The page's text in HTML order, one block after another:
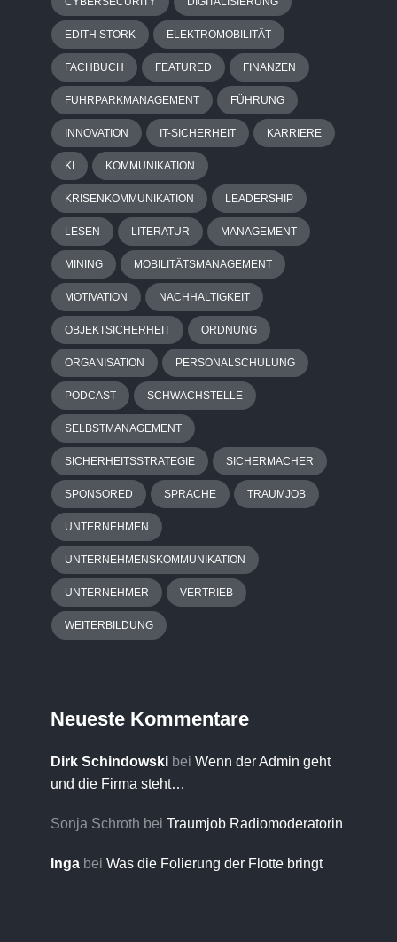
EDITH STORK ELEKTROMOBILITÄT
FACHBUCH FEATURED FINANZEN
FUHRPARKMANAGEMENT FÜHRUNG
INNOVATION IT-SICHERHEIT KARRIERE
KI KOMMUNIKATION
KRISENKOMMUNIKATION LEADERSHIP
LESEN LITERATUR MANAGEMENT
MINING MOBILITÄTSMANAGEMENT
MOTIVATION NACHHALTIGKEIT
OBJEKTSICHERHEIT ORDNUNG
ORGANISATION PERSONALSCHULUNG
PODCAST SCHWACHSTELLE
SELBSTMANAGEMENT
SICHERHEITSSTRATEGIE SICHERMACHER
SPONSORED SPRACHE TRAUMJOB
UNTERNEHMEN
UNTERNEHMENSKOMMUNIKATION
UNTERNEHMER VERTRIEB
WEITERBILDUNG
Neueste Kommentare
Dirk Schindowski bei Wenn der Admin geht
und die Firma steht…
Sonja Schroth bei Traumjob Radiomoderatorin
Inga bei Was die Folierung der Flotte bringt